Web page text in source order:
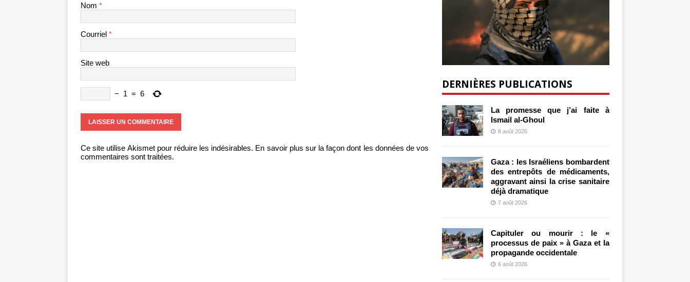
Nom *
Courriel *
Site web
− 1 = 6
Ce site utilise Akismet pour réduire les indésirables. En savoir plus sur la façon dont les données de vos
commentaires sont traitées.
DERNIÈRES PUBLICATIONS
La promesse que j’ai faite à
Ismail al-Ghoul
8 août 2026
Gaza : les Israéliens bombardent
des entrepôts de médicaments,
aggravant ainsi la crise sanitaire
déjà dramatique
7 août 2026
Capituler ou mourir : le «
processus de paix » à Gaza et la
propagande occidentale
6 août 2026